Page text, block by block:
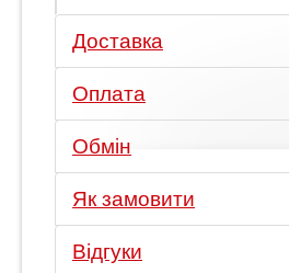
Доставка
Оплата
Обмін
Як замовити
Відгуки